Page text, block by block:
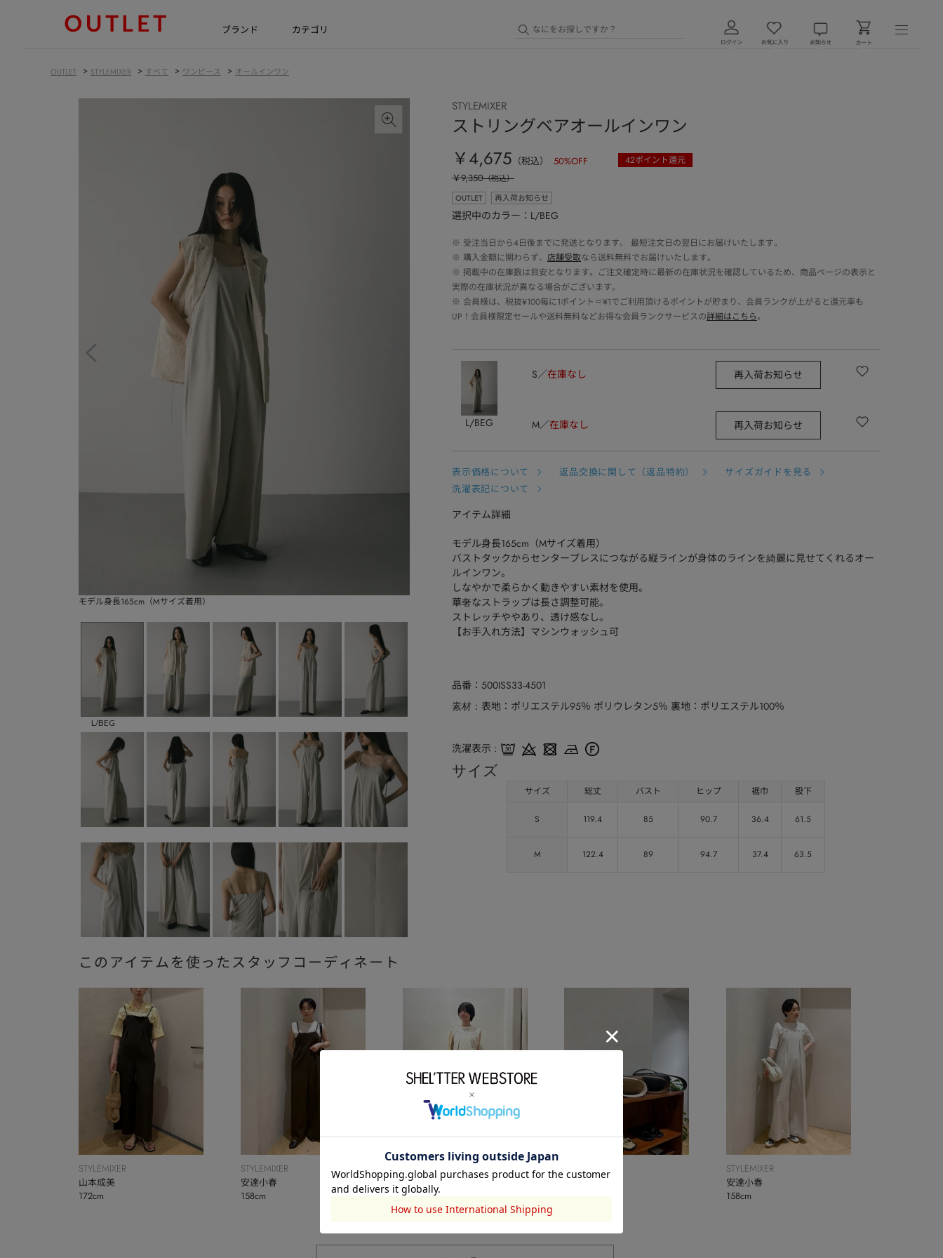
ブランド カテゴリ
OUTLET > STYLEMIXER > すべて > ワンピース > オールインワン
モデル身長165cm（Mサイズ着用）
L/BEG
STYLEMIXER
ストリングベアオールインワン
￥4,675 （税込） 50%OFF 42ポイント還元
￥9,350（税込）
OUTLET
再入荷お知らせ
選択中のカラー：L/BEG
※ 受注当日から4日後までに発送となります。 最短注文日の翌日にお届けいたします。
※ 購入金額に関わらず、 店舗受取なら送料無料でお届けいたします。
※ 掲載中の在庫数は目安となります。ご注文確定時に最新の在庫状況を確認しているため、商品ページの表示と
実際の在庫状況が異なる場合がございます。
※ 会員様は、税抜¥100毎に1ポイント＝¥1でご利用頂けるポイントが貯まり、会員ランクが上がると還元率も
UP！会員様限定セールや送料無料などお得な会員ランクサービスの詳細はこちら。
L/BEG
S 在庫なし 再入荷お知らせ
M 在庫なし 再入荷お知らせ
表示価格について 返品交換に関して（返品特約）
サイズガイドを見る
洗濯表記について
アイテム詳細
モデル身長165cm（Mサイズ着用）
バストタックからセンタープレスにつながる縦ラインが身体のラインを綺麗に見せてくれるオー
ルインワン。
しなやかで柔らかく動きやすい素材を使用。
華奢なストラップは長さ調整可能。
ストレッチややあり、透け感なし。
【お手入れ方法】マシンウォッシュ可
品番 500ISS33-4501
素材 表地：ポリエステル95％ ポリウレタン5％ 裏地：ポリエステル100％
洗濯表示
サイズ
サイズ 総丈 バスト ヒップ 裾巾 股下
S 119.4 85 90.7 36.4 61.5
M 122.4 89 94.7 37.4 63.5
このアイテムを使ったスタッフコーディネート
STYLEMIXER
山本成美
172cm
STYLEMIXER
安達小春
158cm
STYLEMIXER
綾園 琴音
156cm
STYLEMIXER
今野美瞳
STYLEMIXER
安達小春
158cm